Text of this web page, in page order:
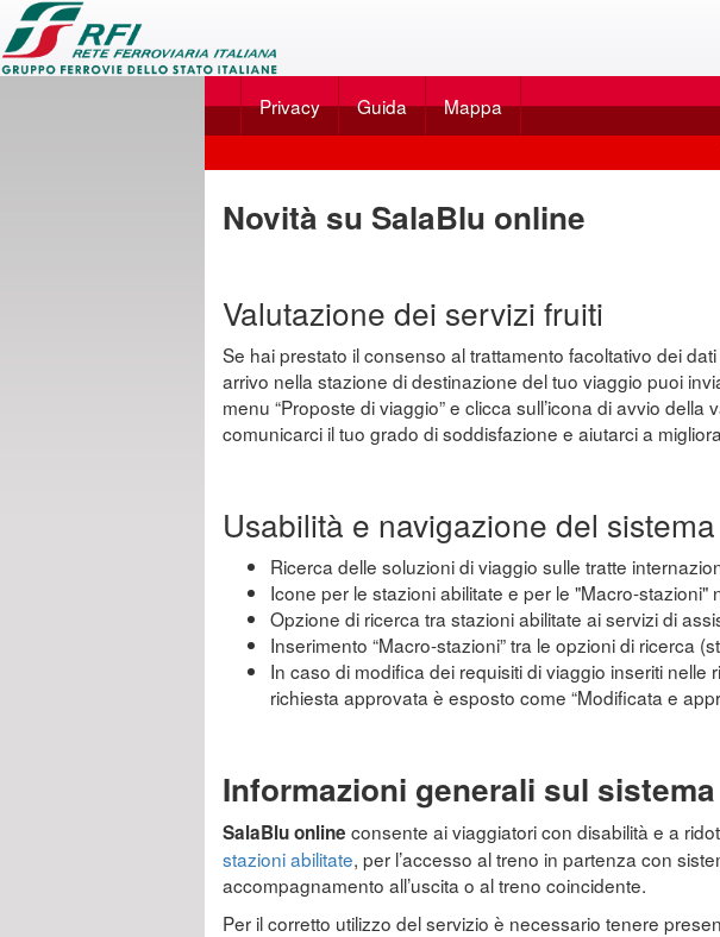
Applicazione
SalaBlu Privacy Guida Mappa
Scegli
dal
menu
Novità su SalaBlu online
Valutazione dei servizi fruiti
Se hai prestato il consenso al trattamento facoltativo dei
arrivo nella stazione di destinazione del tuo viaggio puoi
menu “Proposte di viaggio” e clicca sull’icona di avvio
comunicarci il tuo grado di soddisfazione e aiutarci a
Usabilità e navigazione del sistema
Ricerca delle soluzioni di viaggio sulle tratte
Icone per le stazioni abilitate e per le "Macro-stazioni"
Opzione di ricerca tra stazioni abilitate ai servizi di
Inserimento “Macro-stazioni” tra le opzioni di ricerca
In caso di modifica dei requisiti di viaggio inseriti
richiesta approvata è esposto come “Modificata e
Informazioni generali sul sistema
SalaBlu online consente ai viaggiatori con disabilità e a
stazioni abilitate, per l’accesso al treno in partenza con
accompagnamento all’uscita o al treno coincidente.
Per il corretto utilizzo del servizio è necessario tenere